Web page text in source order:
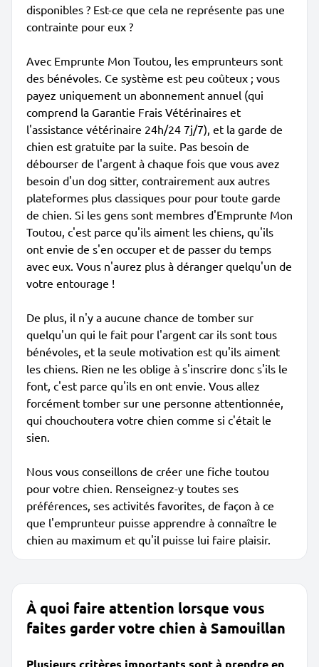
disponibles ? Est-ce que cela ne représente pas une
contrainte pour eux ?
Avec Emprunte Mon Toutou, les emprunteurs sont
des bénévoles. Ce système est peu coûteux ; vous
payez uniquement un abonnement annuel (qui
comprend la Garantie Frais Vétérinaires et
l'assistance vétérinaire 24h/24 7j/7), et la garde de
chien est gratuite par la suite. Pas besoin de
débourser de l'argent à chaque fois que vous avez
besoin d'un dog sitter, contrairement aux autres
plateformes plus classiques pour pour toute garde
de chien. Si les gens sont membres d'Emprunte Mon
Toutou, c'est parce qu'ils aiment les chiens, qu'ils
ont envie de s'en occuper et de passer du temps
avec eux. Vous n'aurez plus à déranger quelqu'un de
votre entourage !
De plus, il n'y a aucune chance de tomber sur
quelqu'un qui le fait pour l'argent car ils sont tous
bénévoles, et la seule motivation est qu'ils aiment
les chiens. Rien ne les oblige à s'inscrire donc s'ils le
font, c'est parce qu'ils en ont envie. Vous allez
forcément tomber sur une personne attentionnée,
qui chouchoutera votre chien comme si c'était le
sien.
Nous vous conseillons de créer une fiche toutou
pour votre chien. Renseignez-y toutes ses
préférences, ses activités favorites, de façon à ce
que l'emprunteur puisse apprendre à connaître le
chien au maximum et qu'il puisse lui faire plaisir.
À quoi faire attention lorsque vous
faites garder votre chien à Samouillan
Plusieurs critères importants sont à prendre en